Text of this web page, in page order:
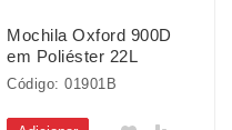
Mochila Oxford 900D
em Poliéster 22L
Código: 01901B